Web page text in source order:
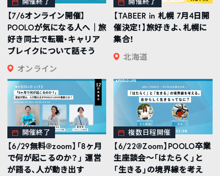
【7/6オンライン開催】
POOLOが気になる人へ｜旅
好き同士で転職・キャリア
ブレイクについて話そう
オンライン
【TABEER in 札幌 7月4日開
催決定！】旅好きよ、札幌に
集合！
北海道
開催終了
【6/29無料@zoom】「8ヶ月
で何が起こるのか？」 運営
が語る、人が動き出す
複数日程開催
【6/22@Zoom】POOLO卒業
生座談会〜「はたらく」と
「生きる」の境界線を考え